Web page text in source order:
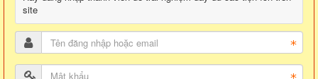
site